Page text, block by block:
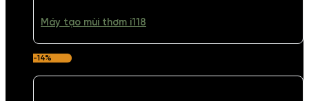
Máy tạo mùi thơm i118
-14%